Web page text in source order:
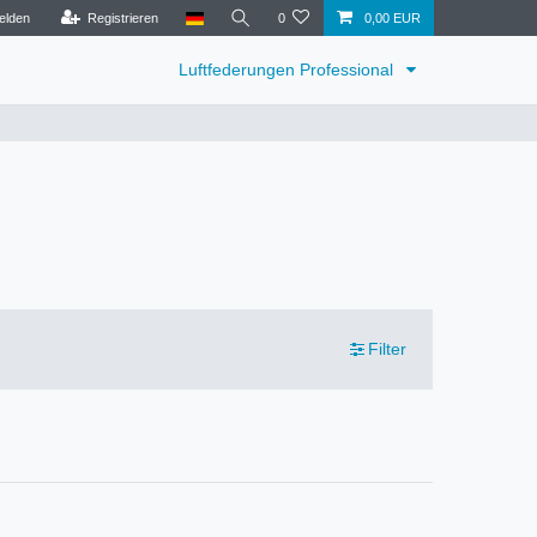
Registrieren 0 0,00 EUR
Luftfederungen Professional
Filter